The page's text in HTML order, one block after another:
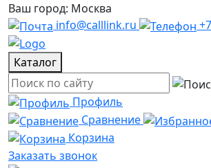
Ваш город: Москва
info@calllink.ru
Каталог
Профиль
Сравнение
Корзина
Заказать звонок